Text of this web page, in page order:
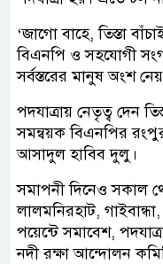
‘জাগো বাহে, তিস্তা
বিএনপি ও সহযোগী
সর্বস্তরের মানুষ অংশ
পদযাত্রায় নেতৃত্ব দেন
সমন্বয়ক বিএনপির
আসাদুল হাবিব দুলু।
সমাপনী দিনেও সকাল
লালমনিরহাট,
পয়েন্টে সমাবেশ,
নদী রক্ষা আন্দোলন